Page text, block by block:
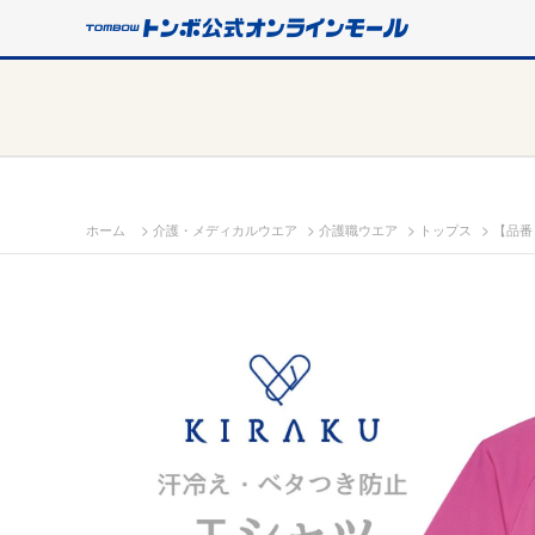
ホーム > 介護・メディカルウエア > 介護職ウエア > トップス > 【品